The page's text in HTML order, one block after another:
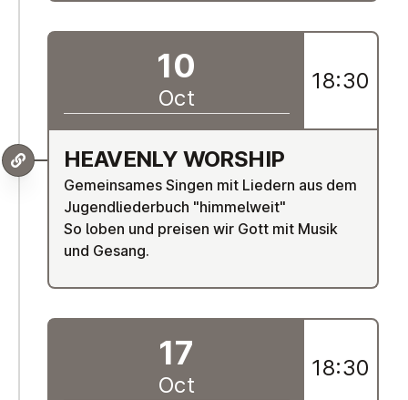
HEAVENLY WORSHIP
Gemeinsames Singen mit Liedern aus dem
Jugendliederbuch "himmelweit"
So loben und preisen wir Gott mit Musik
und Gesang.
10
Oct
18:30
17
Oct
18:30